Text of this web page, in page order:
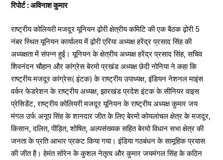
रिपोर्ट : अविनाश कुमार
राष्ट्रीय कोलियरी मजदूर यूनियन ढ़ोरी क्षेत्रीय कमिटि की एक बैठक ढ़ोरी 5
नंबर स्थित यूनियन कार्यालय में ढ़ोरी एरिया अध्यक्ष हरेंद्र प्रसाद सिंह की
अध्यक्षता में संपन्न हुई। यूनियन के क्षेत्रीय अध्यक्ष हरेंद्र प्रसाद सिंह, सचिव
शिवनंदन चौहान और कांग्रेस बेरमो प्रखंड अध्यक्ष छेदी नोनिया ने कहा कि
राष्ट्रीय मजदूर कांग्रेस( इंटक) के राष्ट्रीय उपाध्यक्ष, इंडियन नेशनल माइंस
वर्कर फेडरेशन के राष्ट्रीय अध्यक्ष, झारखंड प्रदेश इंटक के सीनियर वाइस
प्रेसिडेंट, राष्ट्रीय कोलियरी मजदूर यूनियन के राष्ट्रीय अध्यक्ष कुमार जय
मंगल उर्फ अनूप सिंह के शानदार जीत के लिए बेरमो कोयलांचल क्षेत्र के मजदूर,
किसान, दलित, पीड़ित, शोषित, अल्पसंख्यक सहित बेरमो विधान सभा क्षेत्र की
जनता के प्रति आभार प्रकट किया गया। इंडिया गठबंधन के सामूहिक प्रयास
की जीत है। हेमंत सोरेन के कुशल नेतृत्व और कुमार जयमंगल सिंह के कठिन